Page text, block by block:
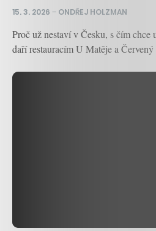
15. 3. 2026 – ONDŘEJ HOLZMAN
Proč už nestaví v Česku, s čím chce
daří restauracím U Matěje a